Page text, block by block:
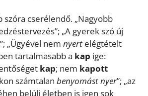
szóra cserélendő. „Nagyobb
„A gyerek szó új
”; „Ügyével nem nyert elégtételt
tartalmasabb a kap ige:
kap; nem kapott
számtalan benyomástnyer”; „az
belüli életben is igen sok